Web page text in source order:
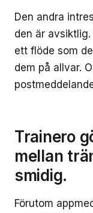
Den andra
den är
ett flöde som
dem på allvar.
Trainero
mellan
smidig.
Förutom